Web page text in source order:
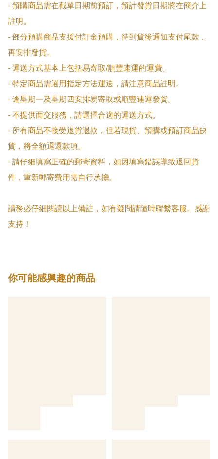
- 預購商品需在截單日期前預訂，預計發貨日期將在簡介上
註明。
- 部分預購商品支援付訂金預購，待到貨後通知支付尾款，
再安排發貨。
- 運送方式基本上包括易寄取/順豐速運的運費。
- 特定商品需選用指定方法運送，請注意商品註明。
- 逢星期一及星期四安排易寄取或順豐速運發貨。
- 不提供面交服務，請選擇合適的運送方式。
- 所有商品不接受退貨退款，但若現貨、預購或預訂商品缺
貨，將全額退還款項。
- 請仔細填寫正確的郵寄資料，如因填寫錯誤導致退回貨
件，重新郵寄費用需自行承擔。
請務必仔細閱讀以上備註，如有疑問請隨時聯繫客服。感謝
支持！
你可能感興趣的商品